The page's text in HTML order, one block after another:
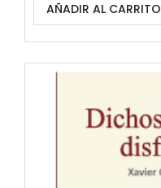
AÑADIR AL CARRITO